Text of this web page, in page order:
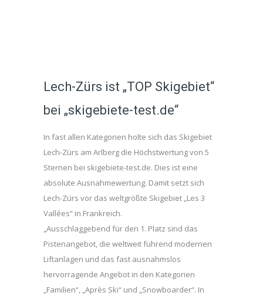
Lech-Zürs ist „TOP Skigebiet“
bei „skigebiete-test.de“
In fast allen Kategorien holte sich das Skigebiet
Lech-Zürs am Arlberg die Höchstwertung von 5
Sternen bei skigebiete-test.de. Dies ist eine
absolute Ausnahmewertung. Damit setzt sich
Lech-Zürs vor das weltgrößte Skigebiet „Les 3
Vallées“ in Frankreich.
„Ausschlaggebend für den 1. Platz sind das
Pistenangebot, die weltweit führend modernen
Liftanlagen und das fast ausnahmslos
hervorragende Angebot in den Kategorien
„Familien“, „Après Ski“ und „Snowboarder“. In